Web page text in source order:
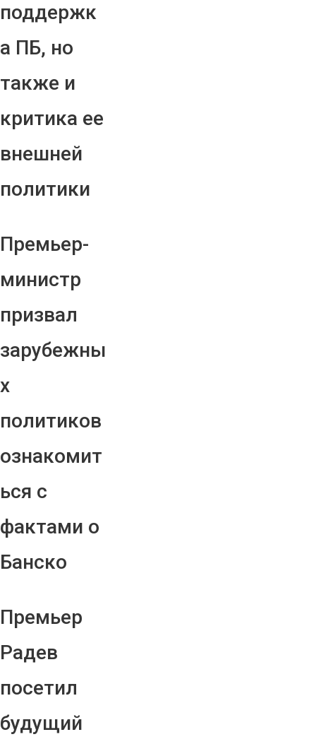
поддержк
а ПБ, но
также и
критика ее
внешней
политики
Премьер-
министр
призвал
зарубежны
х
политиков
ознакомит
ься с
фактами о
Банско
Премьер
Радев
посетил
будущий